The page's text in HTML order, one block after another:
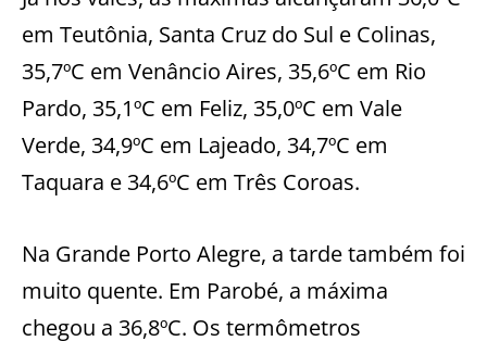
em Teutônia, Santa Cruz do Sul e Colinas,
35,7ºC em Venâncio Aires, 35,6ºC em Rio
Pardo, 35,1ºC em Feliz, 35,0ºC em Vale
Verde, 34,9ºC em Lajeado, 34,7ºC em
Taquara e 34,6ºC em Três Coroas.
Na Grande Porto Alegre, a tarde também foi
muito quente. Em Parobé, a máxima
chegou a 36,8ºC. Os termômetros